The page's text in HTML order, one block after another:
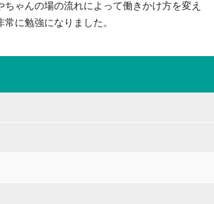
ちゃんの場の流れによって働きかけ方を変え
に勉強になりました。